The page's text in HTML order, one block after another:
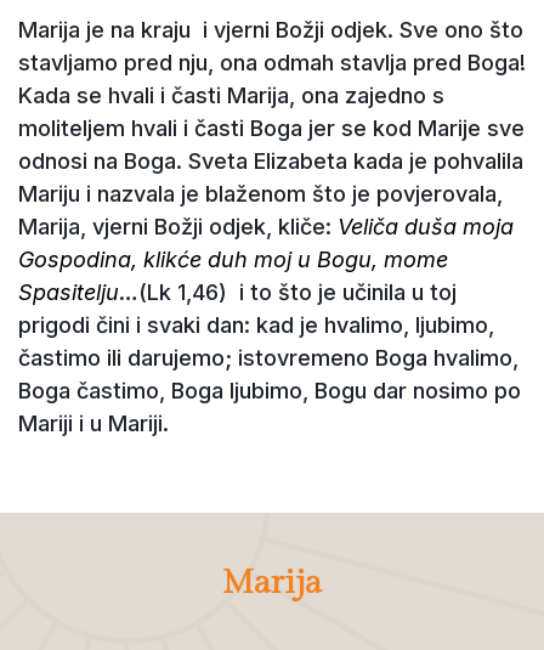
Marija je na kraju i vjerni Božji odjek. Sve ono što
stavljamo pred nju, ona odmah stavlja pred Boga!
Kada se hvali i časti Marija, ona zajedno s
moliteljem hvali i časti Boga jer se kod Marije sve
odnosi na Boga. Sveta Elizabeta kada je pohvalila
Mariju i nazvala je blaženom što je povjerovala,
Marija, vjerni Božji odjek, kliče: Veliča duša moja
Gospodina, klikće duh moj u Bogu, mome
Spasitelju…(Lk 1,46) i to što je učinila u toj
prigodi čini i svaki dan: kad je hvalimo, ljubimo,
častimo ili darujemo; istovremeno Boga hvalimo,
Boga častimo, Boga ljubimo, Bogu dar nosimo po
Mariji i u Mariji.
Marija